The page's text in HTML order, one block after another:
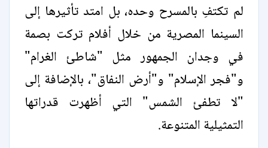
لم تكتفِ بالمسرح وحده، بل امتد تأثيرها إلى
السينما المصرية من خلال أفلام تركت بصمة
في وجدان الجمهور مثل "شاطئ الغرام"
و"فجر الإسلام" و"أرض النفاق"، بالإضافة إلى
"لا تطفئ الشمس" التي أظهرت قدراتها
التمثيلية المتنوعة.